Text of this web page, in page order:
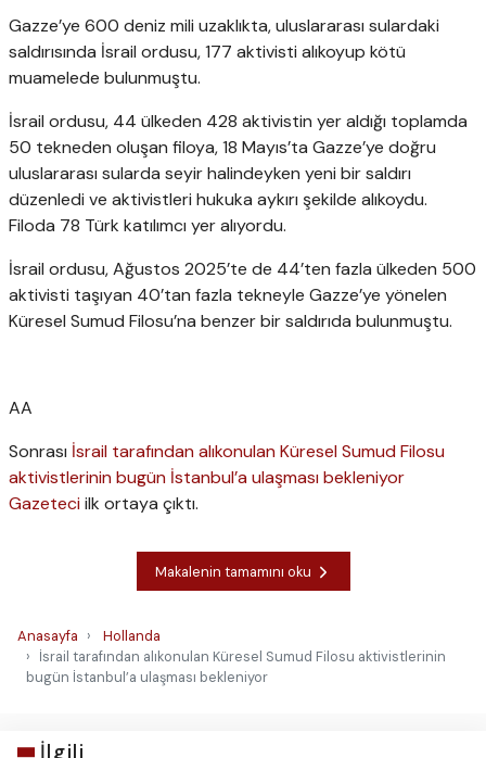
Gazze’ye 600 deniz mili uzaklıkta, uluslararası sulardaki
saldırısında İsrail ordusu, 177 aktivisti alıkoyup kötü
muamelede bulunmuştu.
İsrail ordusu, 44 ülkeden 428 aktivistin yer aldığı toplamda
50 tekneden oluşan filoya, 18 Mayıs’ta Gazze’ye doğru
uluslararası sularda seyir halindeyken yeni bir saldırı
düzenledi ve aktivistleri hukuka aykırı şekilde alıkoydu.
Filoda 78 Türk katılımcı yer alıyordu.
İsrail ordusu, Ağustos 2025’te de 44’ten fazla ülkeden 500
aktivisti taşıyan 40’tan fazla tekneyle Gazze’ye yönelen
Küresel Sumud Filosu’na benzer bir saldırıda bulunmuştu.
AA
Sonrası İsrail tarafından alıkonulan Küresel Sumud Filosu
aktivistlerinin bugün İstanbul’a ulaşması bekleniyor
Gazeteci ilk ortaya çıktı.
Makalenin tamamını oku
Anasayfa
Hollanda
İsrail tarafından alıkonulan Küresel Sumud Filosu aktivistlerinin
bugün İstanbul’a ulaşması bekleniyor
İlgili